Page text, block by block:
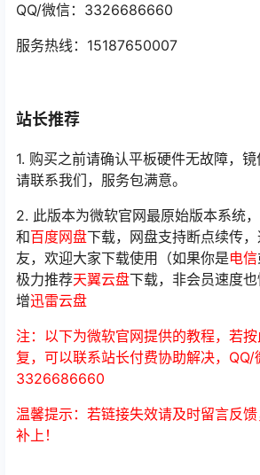
QQ/微信：3326686660
服务热线：15187650007
站长推荐
1. 购买之前请确认平板硬件无故障，
请联系我们，服务包满意。
2. 此版本为微软官网最原始版本系统
和百度网盘下载，网盘支持断点续传
友，欢迎大家下载使用（如果你是电信
极力推荐天翼云盘下载，非会员速度
增迅雷云盘
注：以下为微软官网提供的教程，若
复，可以联系站长付费协助解决，QQ/
3326686660
温馨提示：若链接失效请及时留言反
补上！